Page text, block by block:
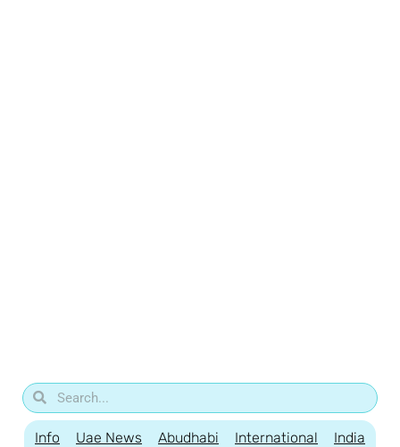
Info Uae News Abudhabi International India